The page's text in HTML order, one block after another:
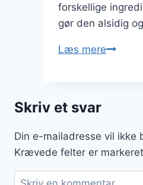
forskellige
gør den alsidig
Læs mere
Skriv et svar
Din e-mailadresse vil ikke
Krævede felter er